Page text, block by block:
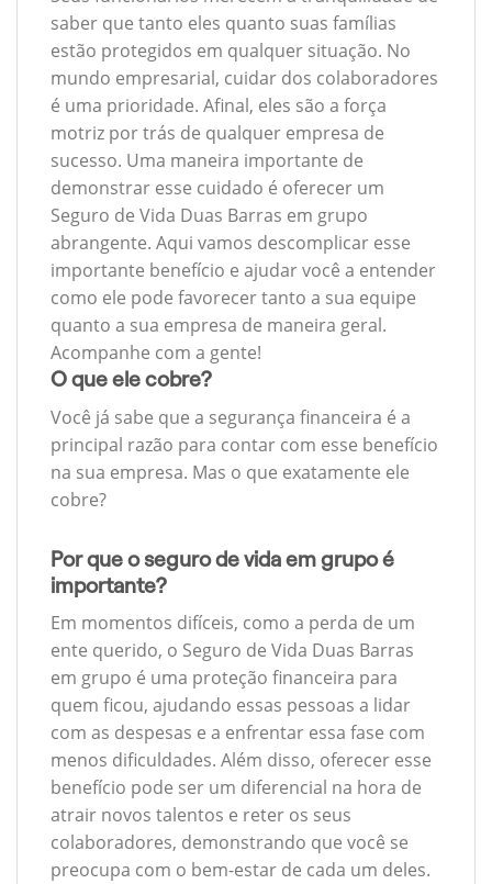
saber que tanto eles quanto suas famílias
estão protegidos em qualquer situação. No
mundo empresarial, cuidar dos colaboradores
é uma prioridade. Afinal, eles são a força
motriz por trás de qualquer empresa de
sucesso. Uma maneira importante de
demonstrar esse cuidado é oferecer um
Seguro de Vida Duas Barras em grupo
abrangente. Aqui vamos descomplicar esse
importante benefício e ajudar você a entender
como ele pode favorecer tanto a sua equipe
quanto a sua empresa de maneira geral.
Acompanhe com a gente!
O que ele cobre?
Você já sabe que a segurança financeira é a
principal razão para contar com esse benefício
na sua empresa. Mas o que exatamente ele
cobre?
Por que o seguro de vida em grupo é
importante?
Em momentos difíceis, como a perda de um
ente querido, o Seguro de Vida Duas Barras
em grupo é uma proteção financeira para
quem ficou, ajudando essas pessoas a lidar
com as despesas e a enfrentar essa fase com
menos dificuldades. Além disso, oferecer esse
benefício pode ser um diferencial na hora de
atrair novos talentos e reter os seus
colaboradores, demonstrando que você se
preocupa com o bem-estar de cada um deles.